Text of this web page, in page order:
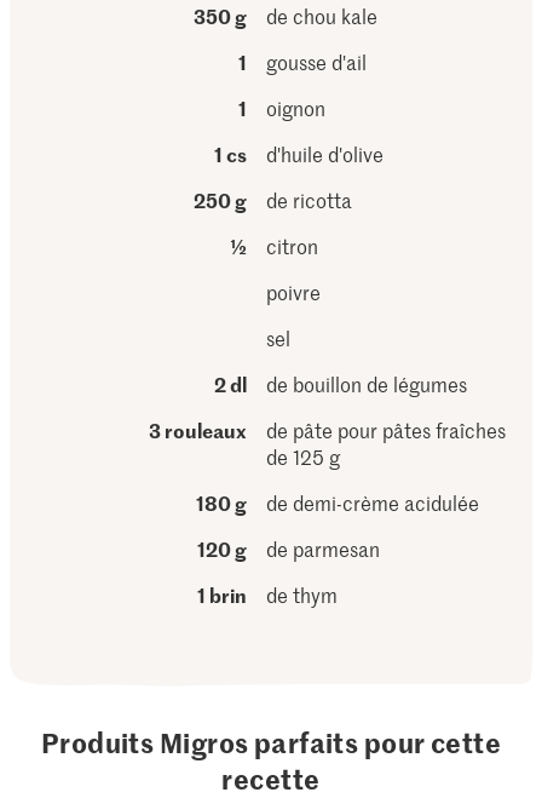
350 g
de chou kale
1
gousse d'ail
1
oignon
1 cs
d'huile d'olive
250 g
de ricotta
½
citron
poivre
sel
2 dl
de bouillon de légumes
3 rouleaux
de pâte pour pâtes fraîches
de 125 g
180 g
de demi-crème acidulée
120 g
de parmesan
1 brin
de thym
Produits Migros parfaits pour cette
recette